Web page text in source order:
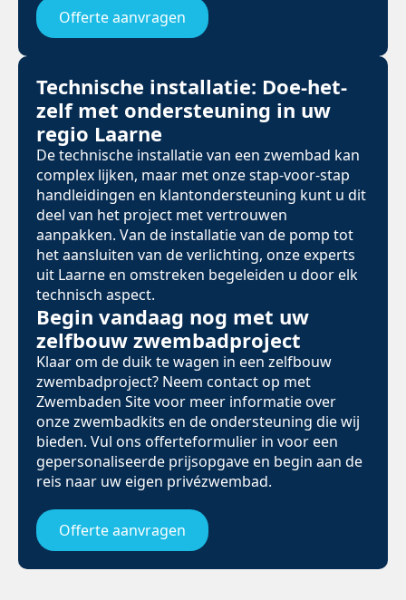
Offerte aanvragen
Technische installatie: Doe-het-
zelf met ondersteuning in uw
regio Laarne
De technische installatie van een zwembad kan
complex lijken, maar met onze stap-voor-stap
handleidingen en klantondersteuning kunt u dit
deel van het project met vertrouwen
aanpakken. Van de installatie van de pomp tot
het aansluiten van de verlichting, onze experts
uit Laarne en omstreken begeleiden u door elk
technisch aspect.
Begin vandaag nog met uw
zelfbouw zwembadproject
Klaar om de duik te wagen in een zelfbouw
zwembadproject? Neem contact op met
Zwembaden Site voor meer informatie over
onze zwembadkits en de ondersteuning die wij
bieden. Vul ons offerteformulier in voor een
gepersonaliseerde prijsopgave en begin aan de
reis naar uw eigen privézwembad.
Offerte aanvragen